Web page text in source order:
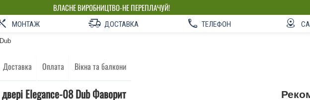
ВЛАСНЕ ВИРОБНИЦТВО-НЕ ПЕРЕПЛАЧУЙ!
МОНТАЖ ДОСТАВКА ТЕЛЕФОН
Доставка Оплата Вікна та балкони
Elegance-08 Dub Фаворит